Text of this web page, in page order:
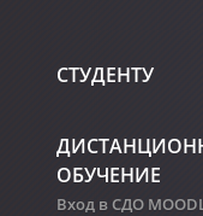
СТУДЕНТУ
ОБУЧЕНИЕ
Вход в СДО